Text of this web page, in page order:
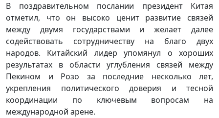
В поздравительном послании президент Китая
отметил, что он высоко ценит развитие связей
между двумя государствами и желает далее
содействовать сотрудничеству на благо двух
народов. Китайский лидер упомянул о хороших
результатах в области углубления связей между
Пекином и Розо за последние несколько лет,
укрепления политического доверия и тесной
координации по ключевым вопросам на
международной арене.